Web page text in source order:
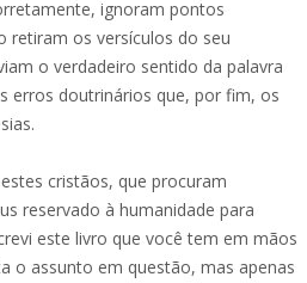
ignoram pontos
retiram os versículos do seu
o verdadeiro sentido da palavra
erros doutrinários que, por fim, os
cristãos, que procuram
reservado à humanidade para
este livro que você tem em mãos
o assunto em questão, mas apenas